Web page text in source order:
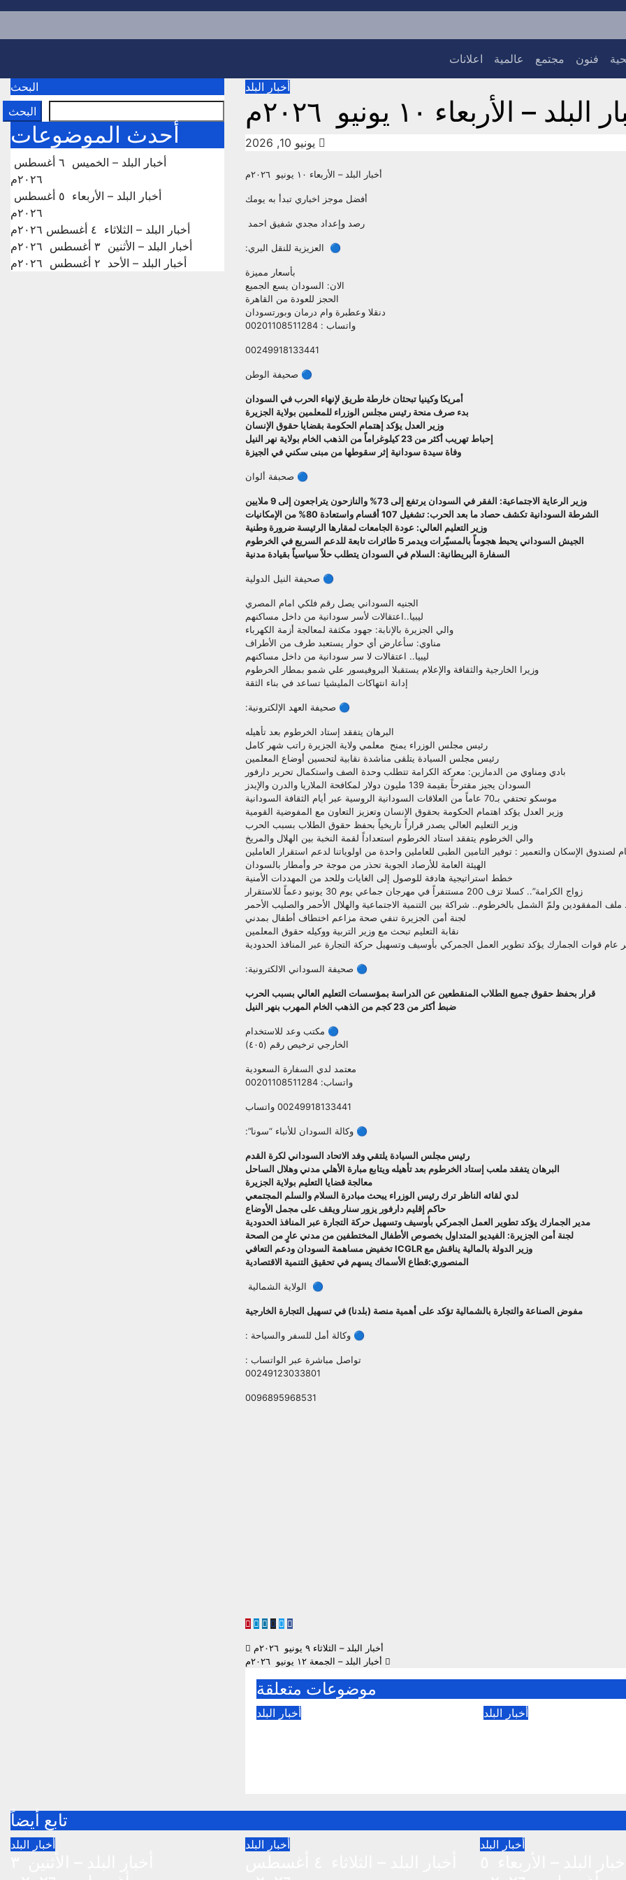
فنون مجتمع عالمية
اعلانات
أخبار البلد
– الأربعاء ١٠ يونيو ٢٠٢٦م
يونيو 10, 2026
أخبار البلد – الأربعاء ١٠ يونيو ٢٠٢٦م
أفضل موجز اخباري تبدأ به يومك
رصد وإعداد مجدي شفيق احمد
🔵 العزيزية للنقل البري:
بأسعار مميزة
الان: السودان يسع الجميع
الحجز للعودة من القاهرة
دنقلا وعطبرة وام درمان وبورتسودان
واتساب : 00201108511284
00249918133441
🔵 صحيفة الوطن
أمريكا وكينيا تبحثان خارطة طريق لإنهاء الحرب في السودان
‏بدء صرف منحة رئيس مجلس الوزراء للمعلمين بولاية الجزيرة
وزير العدل يؤكد إهتمام الحكومة بقضايا حقوق الإنسان
إحباط تهريب أكثر من 23 كيلوغراماً من الذهب الخام بولاية نهر النيل
وفاة سيدة سودانية إثر سقوطها من مبنى سكني في الجيزة
🔵 صحبفة ألوان
وزير الرعاية الاجتماعية: الفقر في السودان يرتفع إلى 73% والنازحون يتراجعون إلى 9 ملايين
الشرطة السودانية تكشف حصاد ما بعد الحرب: تشغيل 107 أقسام واستعادة 80% من الإمكانيات
وزير التعليم العالي: عودة الجامعات لمقارها الرئيسة ضرورة وطنية
الجيش السوداني يحبط هجوماً بالمسيّرات ويدمر 5 طائرات تابعة للدعم السريع في الخرطوم
السفارة البريطانية: السلام في السودان يتطلب حلاً سياسياً بقيادة مدنية
🔵 صحيفة النيل الدولية
الجنيه السوداني يصل رقم فلكي امام المصري
ليبيا..اعتقالات لأسر سودانية من داخل مساكنهم
والي الجزيرة بالإنابة: جهود مكثفة لمعالجة أزمة الكهرباء
مناوي: سأعارض أي حوار يستعبد طرف من الأطراف
ليبيا.. اعتقالات لا سر سودانية من داخل مساكنهم
وزيرا الخارجية والثقافة والإعلام يستقبلا البروفيسور علي شمو بمطار الخرطوم
إدانة انتهاكات المليشيا تساعد في بناء الثقة
🔵 صحيفة العهد الإلكترونية:
البرهان يتفقد إستاد الخرطوم بعد تأهيله
رئيس مجلس الوزراء يمنح معلمي ولاية الجزيرة راتب شهر كامل
رئيس مجلس السيادة يتلقى مناشدة نقابية لتحسين أوضاع المعلمين
بادي ومناوي من الدمازين: معركة الكرامة تتطلب وحدة الصف واستكمال تحرير دارفور
السودان يجيز مقترحاً بقيمة 139 مليون دولار لمكافحة الملاريا والدرن والإيدز
موسكو تحتفي بـ70 عاماً من العلاقات السودانية الروسية عبر أيام الثقافة السودانية
وزير العدل يؤكد اهتمام الحكومة بحقوق الإنسان وتعزيز التعاون مع المفوضية القومية
وزير التعليم العالي يصدر قراراً تاريخياً بحفظ حقوق الطلاب بسبب الحرب
والي الخرطوم يتفقد استاد الخرطوم استعداداً لقمة النخبة بين الهلال والمريخ
لصندوق الإسكان والتعمير : توفير التامين الطبى للعاملين واحدة من اولوياتنا لدعم استقرار العاملين
الهيئة العامة للأرصاد الجوية تحذر من موجة حر وأمطار بالسودان
خطط استراتيجية هادفة للوصول إلى الغايات وللحد من المهددات الأمنية
زواج الكرامة”.. كسلا تزف 200 مستنفراً في مهرجان جماعي يوم 30 يونيو دعماً للاستقرار
المفقودين ولمّ الشمل بالخرطوم.. شراكة بين التنمية الاجتماعية والهلال الأحمر والصليب الأحمر
لجنة أمن الجزيرة تنفي صحة مزاعم اختطاف أطفال بمدني
نقابة التعليم تبحث مع وزير التربية ووكيله حقوق المعلمين
عام قوات الجمارك يؤكد تطوير العمل الجمركي بأوسيف وتسهيل حركة التجارة عبر المنافذ الحدودية
🔵 صحيفة السوداني الالكترونية:
قرار بحفظ حقوق جميع الطلاب المنقطعين عن الدراسة بمؤسسات التعليم العالي بسبب الحرب
ضبط أكثر من 23 كجم من الذهب الخام المهرب بنهر النيل
🔵 مكتب وعد للاستخدام
الخارجي ترخيص رقم (٤٠٥)
معتمد لدي السفارة السعودية
واتساب: 00201108511284
00249918133441 واتساب
🔵 وكالة السودان للأنباء “سونا”:
رئيس مجلس السيادة يلتقي وفد الاتحاد السوداني لكرة القدم
البرهان يتفقد ملعب إستاد الخرطوم بعد تأهيله ويتابع مبارة الأهلي مدني وهلال الساحل
معالجة قضايا التعليم بولاية الجزيرة
لدي لقائه الناظر ترك رئيس الوزراء يبحث مبادرة السلام والسلم المجتمعي
حاكم إقليم دارفور يزور سنار ويقف على مجمل الأوضاع
مدير الجمارك يؤكد تطوير العمل الجمركي بأوسيف وتسهيل حركة التجارة عبر المنافذ الحدودية
لجنة أمن الجزيرة: الفيديو المتداول بخصوص الأطفال المختطفين من مدني عارٍ من الصحة
وزير الدولة بالمالية يناقش مع ICGLR تخفيض مساهمة السودان ودعم التعافي
المنصوري:قطاع الأسماك يسهم في تحقيق التنمية الاقتصادية
🔵 الولاية الشمالية
مفوض الصناعة والتجارة بالشمالية تؤكد على أهمية منصة (بلدنا) في تسهيل التجارة الخارجية
🔵 وكالة أمل للسفر والسياحة :
تواصل مباشرة عبر الواتساب :
00249123033801
0096895968531
أخبار البلد – الثلاثاء ٩ يونيو ٢٠٢٦م
أخبار البلد – الجمعة ١٢ يونيو ٢٠٢٦م
موضوعات متعلقة
أخبار البلد أخبار البلد
البحث
البحث
أحدث الموضوعات
أخبار البلد – الخميس ٦ أغسطس
٢٠٢٦م
أخبار البلد – الأربعاء ٥ أغسطس
٢٠٢٦م
أخبار البلد – الثلاثاء ٤ أغسطس ٢٠٢٦م
أخبار البلد – الأثنين ٣ أغسطس ٢٠٢٦م
أخبار البلد – الأحد ٢ أغسطس ٢٠٢٦م
تابع أيضاً
أخبار البلد أخبار البلد أخبار البلد